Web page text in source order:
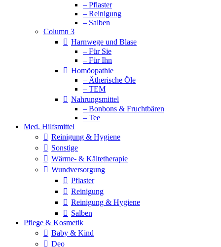
– Pflaster
– Reinigung
– Salben
Column 3
Harnwege und Blase
– Für Sie
– Für Ihn
Homöopathie
– Ätherische Öle
– TEM
Nahrungsmittel
– Bonbons & Fruchtbären
– Tee
Med. Hilfsmittel
Reinigung & Hygiene
Sonstige
Wärme- & Kältetherapie
Wundversorgung
Pflaster
Reinigung
Reinigung & Hygiene
Salben
Pflege & Kosmetik
Baby & Kind
Deo